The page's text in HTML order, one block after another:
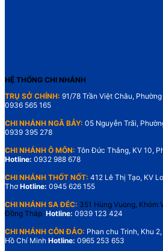
HỆ THỐNG CHI NHÁNH
TRỤ SỞ CHÍNH: 91/78 Trần Việt Châu,
0936 565 165
CHI NHÁNH NGÃ BẢY: 05 Nguyễn Trãi,
0939 395 278
CHI NHÁNH Ô MÔN: Tôn Đức Thắng, KV 10,
Hotline: 0932 988 678
CHI NHÁNH THỐT NỐT: 412 Lê Thị Tạo, KV
Thơ Hotline: 0945 626 155
CHI NHÁNH SA ĐÉC: 351 Hùng Vuong, Khóm
Đồng Tháp Hotline: 0939 123 424
CHI NHÁNH CÔN ĐẢO: Phan chu Trinh, Khu
Hồ Chí Minh Hotline: 0965 253 653